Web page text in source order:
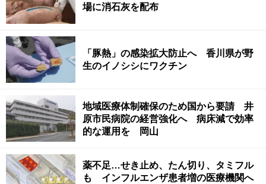
場に消石灰を配布
「豚熱」の感染拡大防止へ 香川県が野
生のイノシシにワクチン
地域医療体制確保のため国から要請 井
原市民病院の経営強化へ 病床減で効率
的な運用を 岡山
薬不足…せき止め、たん切り、タミフル
も インフルエンザ患者増の医療機関へ